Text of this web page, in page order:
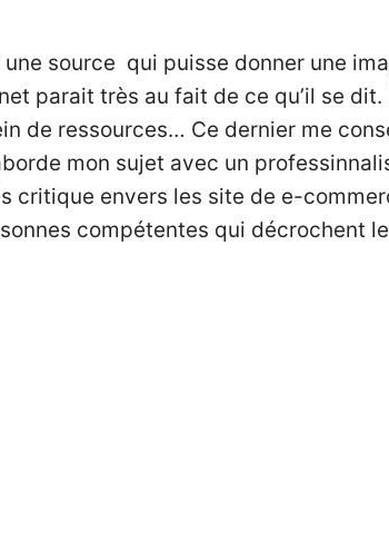
source qui puisse donner une
parait très au fait de ce qu’il se
de ressources… Ce dernier me
mon sujet avec un
critique envers les site de e-
compétentes qui décrochent